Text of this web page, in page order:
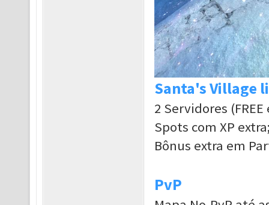
Santa's Village
2 Servidores (FREE
Spots com XP
Bônus extra em
PvP